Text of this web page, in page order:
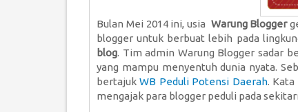
Bulan Mei 2014 ini, usia Warung Blogger
blogger untuk berbuat lebih pada
blog. Tim admin Warung Blogger sadar
yang mampu menyentuh dunia nyata.
bertajukWB Peduli Potensi Daerah. Kata
mengajak para blogger peduli pada